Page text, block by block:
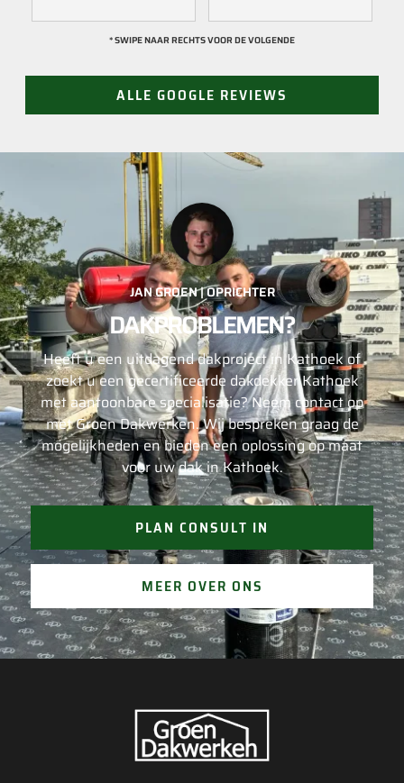
een collega kijken
Omdat een
definitieve reparatie
mogelijk was, heeft
noodoplossing
geplaatst zodat
verdere schade
wordt voorkomen.
met Jan, hij heeft
vak en werkt snel &
zorgvuldig. Echt
10/10!
* SWIPE NAAR RECHTS VOOR DE VOLGENDE
ALLE GOOGLE REVIEWS
JAN GROEN | OPRICHTER
DAKPROBLEMEN?
Heeft u een uitdagend dakproject in Kathoek of
zoekt u een gecertificeerde dakdekker Kathoek
met aantoonbare specialisatie? Neem contact op
met Groen Dakwerken. Wij bespreken graag de
mogelijkheden en bieden een oplossing op maat
voor uw dak in Kathoek.
PLAN CONSULT IN
MEER OVER ONS